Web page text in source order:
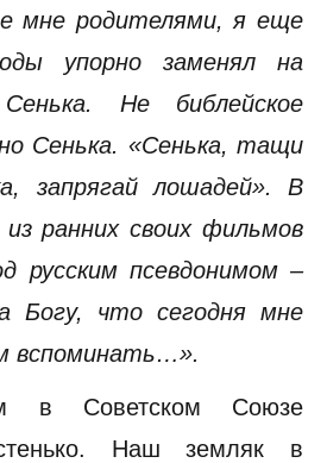
мне родителями, я еще
упорно заменял на
Не библейское
Сенька. «Сенька, тащи
запрягай лошадей». В
ранних своих фильмов
русским псевдонимом –
Богу, что сегодня мне
вспоминать…».
в Советском Союзе
Наш земляк в